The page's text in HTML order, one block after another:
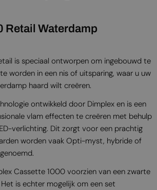
Retail Waterdamp
is speciaal ontworpen om ingebouwd te
worden in een nis of uitsparing, waar u uw
haard wilt creëren.
ontwikkeld door Dimplex en is een
vlam effecten te creëren met behulp
verlichting. Dit zorgt voor een prachtig
worden vaak Opti-myst, hybride of
Cassette 1000 voorzien van een zwarte
is echter mogelijk om een set